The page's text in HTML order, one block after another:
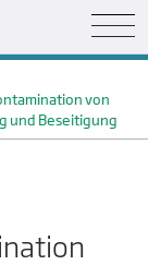
von
und Beseitigung